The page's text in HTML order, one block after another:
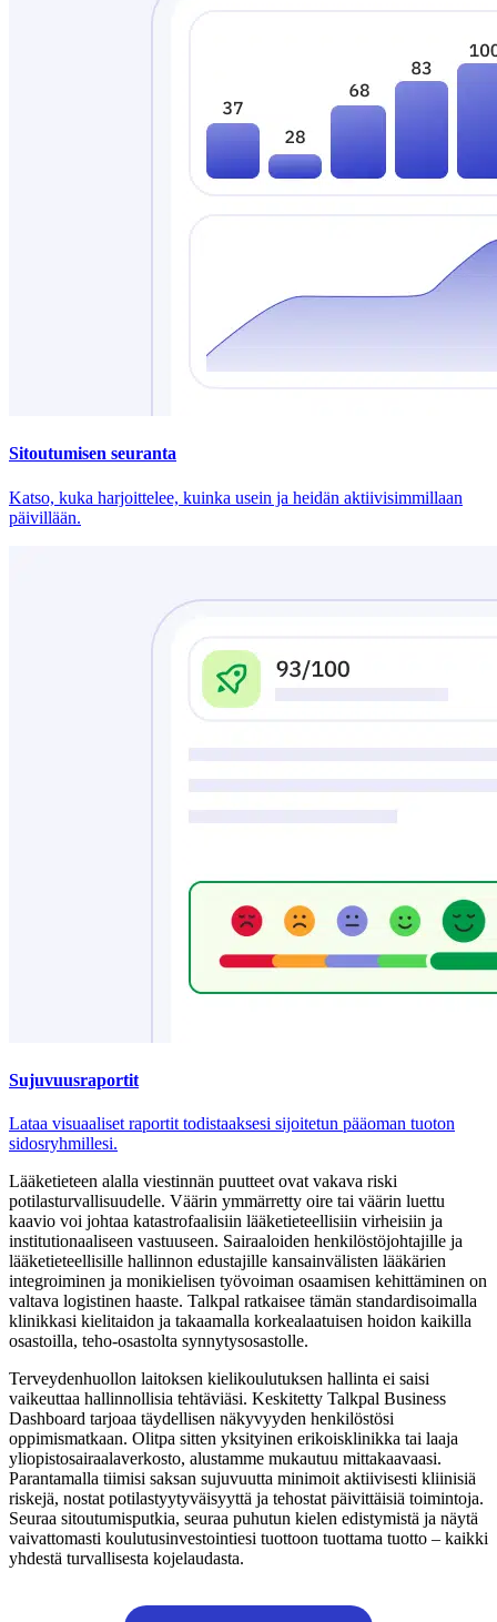
Sitoutumisen seuranta
Katso, kuka harjoittelee, kuinka usein ja heidän aktiivisimmillaan
päivillään.
Sujuvuusraportit
Lataa visuaaliset raportit todistaaksesi sijoitetun pääoman tuoton
sidosryhmillesi.
Lääketieteen alalla viestinnän puutteet ovat vakava riski
potilasturvallisuudelle. Väärin ymmärretty oire tai väärin luettu
kaavio voi johtaa katastrofaalisiin lääketieteellisiin virheisiin ja
institutionaaliseen vastuuseen. Sairaaloiden henkilöstöjohtajille ja
lääketieteellisille hallinnon edustajille kansainvälisten lääkärien
integroiminen ja monikielisen työvoiman osaamisen kehittäminen on
valtava logistinen haaste. Talkpal ratkaisee tämän standardisoimalla
klinikkasi kielitaidon ja takaamalla korkealaatuisen hoidon kaikilla
osastoilla, teho-osastolta synnytysosastolle.
Terveydenhuollon laitoksen kielikoulutuksen hallinta ei saisi
vaikeuttaa hallinnollisia tehtäviäsi. Keskitetty Talkpal Business
Dashboard tarjoaa täydellisen näkyvyyden henkilöstösi
oppimismatkaan. Olitpa sitten yksityinen erikoisklinikka tai laaja
yliopistosairaalaverkosto, alustamme mukautuu mittakaavaasi.
Parantamalla tiimisi saksan sujuvuutta minimoit aktiivisesti kliinisiä
riskejä, nostat potilastyytyväisyyttä ja tehostat päivittäisiä toimintoja.
Seuraa sitoutumisputkia, seuraa puhutun kielen edistymistä ja näytä
vaivattomasti koulutusinvestointiesi tuottoon tuottama tuotto – kaikki
yhdestä turvallisesta kojelaudasta.